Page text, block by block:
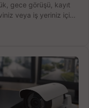
gece görüşü, kayıt
veya iş yeriniz için